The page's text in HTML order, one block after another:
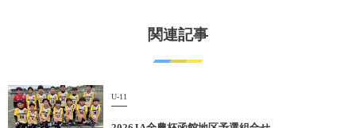
関連記事
U-11